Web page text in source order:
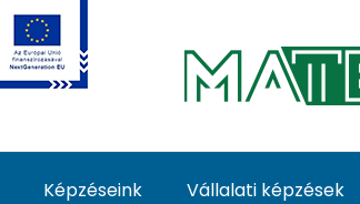
Képzéseink Vállalati képzések